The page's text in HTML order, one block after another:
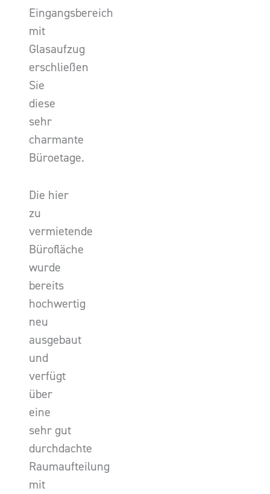
Eingangsbereich
mit
Glasaufzug
erschließen
Sie
diese
sehr
charmante
Büroetage.
Die hier
zu
vermietende
Bürofläche
wurde
bereits
hochwertig
neu
ausgebaut
und
verfügt
über
eine
sehr gut
durchdachte
Raumaufteilung
mit